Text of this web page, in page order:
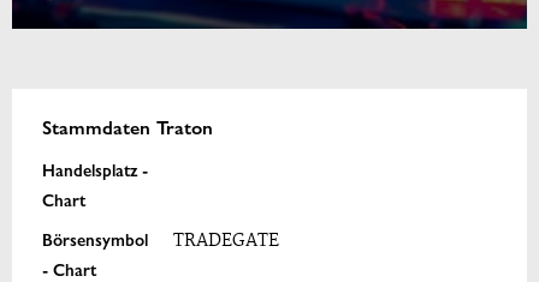
Stammdaten Traton
Handelsplatz -
Chart
Börsensymbol
- Chart
TRADEGATE